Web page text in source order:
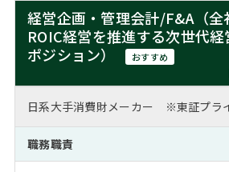
MBAの転職事例
MBAからのFAQ
MBA留学生数の推移
インターン受入企業一覧
よくある面接Q&A集
転職成功への4つの鍵
注目企業インタビュー
キャリアフォーラム
Career Talk Live
MBA NETWORKING
採用情報
ニュースリリース
経営企画・管理会計/F&A（全
ROIC経営を推進する次世代
ポジション）
おすすめ
日系大手消費財メーカー ※東証プラ
職務職責